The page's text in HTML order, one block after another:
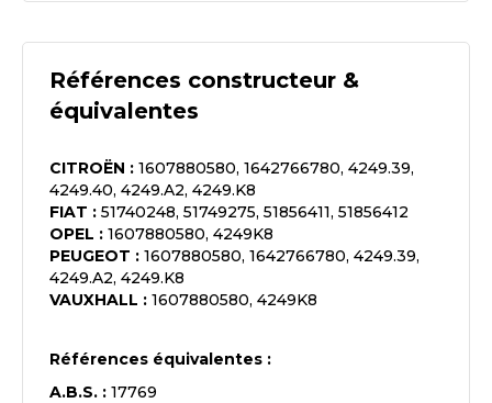
Références constructeur &
équivalentes
CITROËN : 1607880580, 1642766780, 4249.39,
4249.40, 4249.A2, 4249.K8
FIAT : 51740248, 51749275, 51856411, 51856412
OPEL : 1607880580, 4249K8
PEUGEOT : 1607880580, 1642766780, 4249.39,
4249.A2, 4249.K8
VAUXHALL : 1607880580, 4249K8
Références équivalentes :
A.B.S. : 17769